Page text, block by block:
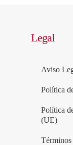
Legal
Aviso
Política
Política
(UE)